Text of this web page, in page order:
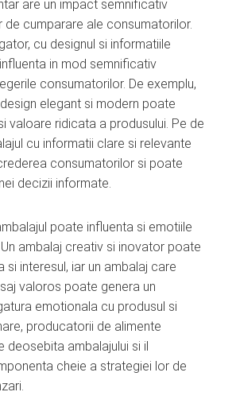
are un impact semnificativ
de cumparare ale consumatorilor.
cu designul si informatiile
in mod semnificativ
consumatorilor. De exemplu,
elegant si modern poate
valoare ridicata a produsului. Pe de
cu informatii clare si relevante
consumatorilor si poate
decizii informate.
poate influenta si emotiile
ambalaj creativ si inovator poate
si interesul, iar un ambalaj care
valoros poate genera un
emotionala cu produsul si
producatorii de alimente
deosebita ambalajului si il
cheie a strategiei lor de